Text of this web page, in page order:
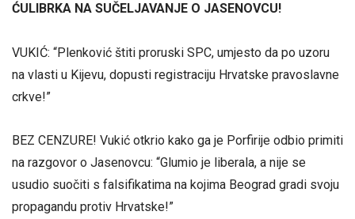
ĆULIBRKA NA SUČELJAVANJE O JASENOVCU!
VUKIĆ: “Plenković štiti proruski SPC, umjesto da po uzoru
na vlasti u Kijevu, dopusti registraciju Hrvatske pravoslavne
crkve!”
BEZ CENZURE! Vukić otkrio kako ga je Porfirije odbio primiti
na razgovor o Jasenovcu: “Glumio je liberala, a nije se
usudio suočiti s falsifikatima na kojima Beograd gradi svoju
propagandu protiv Hrvatske!”